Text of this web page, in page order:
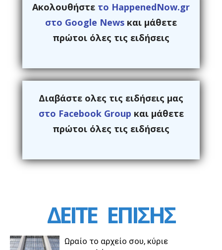
Ακολουθήστε το HappenedNow.gr
στο Google News και μάθετε
πρώτοι όλες τις ειδήσεις
Διαβάστε ολες τις ειδήσεις μας
στο Facebook Group και μάθετε
πρώτοι όλες τις ειδήσεις
ΔΕΙΤΕ ΕΠΙΣΗΣ
Ωραίο το αρχείο σου, κύριε